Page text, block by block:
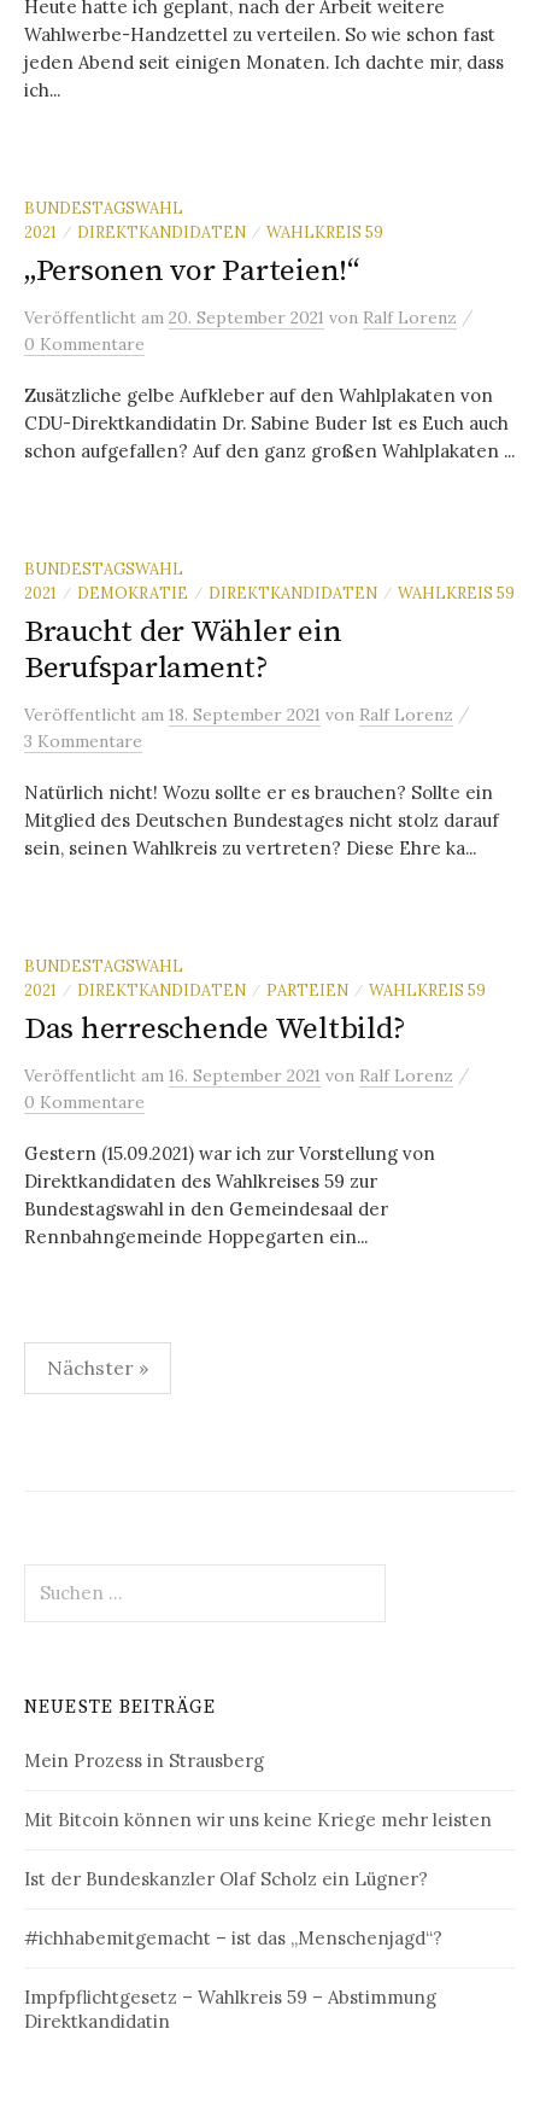
Heute hatte ich geplant, nach der Arbeit weitere
Wahlwerbe-Handzettel zu verteilen. So wie schon fast
jeden Abend seit einigen Monaten. Ich dachte mir, dass
ich...
BUNDESTAGSWAHL
2021
/ DIREKTKANDIDATEN / WAHLKREIS 59
„Personen vor Parteien!“
Veröffentlicht am 20. September 2021 von Ralf Lorenz /
0 Kommentare
Zusätzliche gelbe Aufkleber auf den Wahlplakaten von
CDU-Direktkandidatin Dr. Sabine Buder Ist es Euch auch
schon aufgefallen? Auf den ganz großen Wahlplakaten ...
BUNDESTAGSWAHL
2021
/ DEMOKRATIE / DIREKTKANDIDATEN / WAHLKREIS 59
Braucht der Wähler ein
Berufsparlament?
Veröffentlicht am 18. September 2021 von Ralf Lorenz /
3 Kommentare
Natürlich nicht! Wozu sollte er es brauchen? Sollte ein
Mitglied des Deutschen Bundestages nicht stolz darauf
sein, seinen Wahlkreis zu vertreten? Diese Ehre ka...
BUNDESTAGSWAHL
2021
/ DIREKTKANDIDATEN / PARTEIEN / WAHLKREIS 59
Das herreschende Weltbild?
Veröffentlicht am 16. September 2021 von Ralf Lorenz /
0 Kommentare
Gestern (15.09.2021) war ich zur Vorstellung von
Direktkandidaten des Wahlkreises 59 zur
Bundestagswahl in den Gemeindesaal der
Rennbahngemeinde Hoppegarten ein...
Seitennummerierung
der
Nächster »
nach:
NEUESTE BEITRÄGE
Mein Prozess in Strausberg
Mit Bitcoin können wir uns keine Kriege mehr leisten
Ist der Bundeskanzler Olaf Scholz ein Lügner?
#ichhabemitgemacht – ist das „Menschenjagd“?
Impfpflichtgesetz – Wahlkreis 59 – Abstimmung
Direktkandidatin